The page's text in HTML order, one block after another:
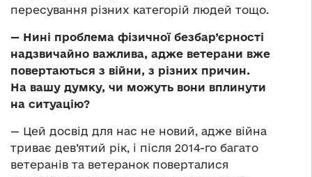
пересування різних категорій людей тощо.
— Нині проблема фізичної безбар’єрності
надзвичайно важлива, адже ветерани вже
повертаються з війни, з різних причин.
На вашу думку, чи можуть вони вплинути
на ситуацію?
— Цей досвід для нас не новий, адже війна
триває дев’ятий рік, і після 2014-го багато
ветеранів та ветеранок поверталися